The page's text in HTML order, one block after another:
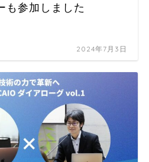
も参加しました
2024年7月3日